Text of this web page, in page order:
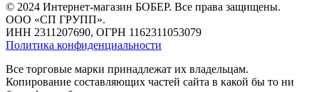
© 2024 Интернет-магазин БОБЕР. Все права защищены.
ООО «СП ГРУПП».
ИНН 2311207690, ОГРН 1162311053079
Политика конфиденциальности
Все торговые марки принадлежат их владельцам.
Копирование составляющих частей сайта в какой бы то ни